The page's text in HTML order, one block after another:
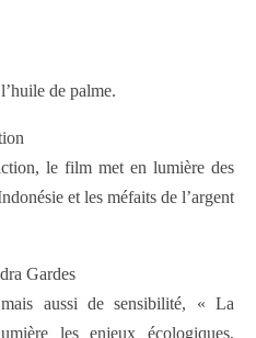
de palme.
le film met en lumière des
et les méfaits de l’argent
Gardes
aussi de sensibilité, « La
les enjeux écologiques,